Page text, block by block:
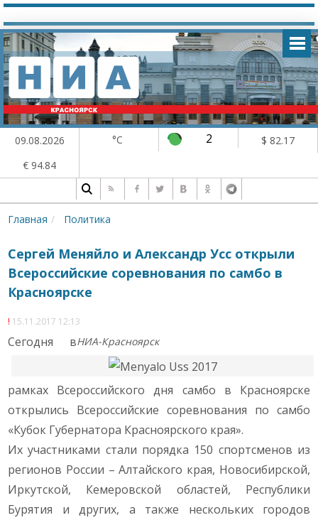
09.08.2026 °C 2
$ 82.17
€ 94.84
Главная Политика
Сергей Меняйло и Александр Усс открыли
Всероссийские соревнования по самбо в
Красноярске
15.11.2017 12:13
НИА-Красноярск
Сегодня в
рамках Всероссийского дня самбо в Красноярске
открылись Всероссийские соревнования по самбо
«Кубок Губернатора Красноярского края».
Их участниками стали порядка 150 спортсменов из
регионов России – Алтайского края, Новосибирской,
Иркутской, Кемеровской областей, Республики
Бурятия и других, а также нескольких городов